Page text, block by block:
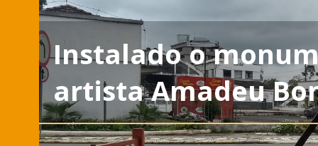
Instalado o
artista Amadeu